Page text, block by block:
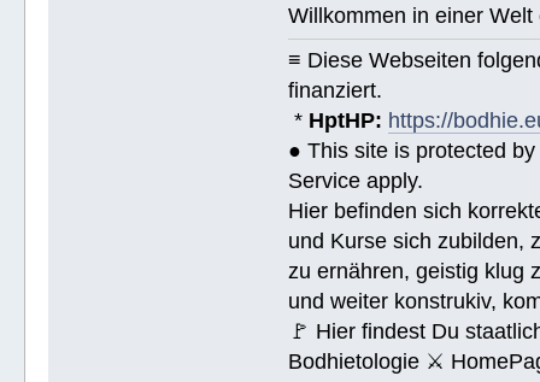
Willkommen in einer
≡ Diese Webseiten
finanziert.
* HptHP: https://
● This site is protected
Service apply.
Hier befinden sich
und Kurse sich zubilden,
zu ernähren, geistig klug
und weiter konstrukiv,
🚩 Hier findest Du
Bodhietologie ⚔